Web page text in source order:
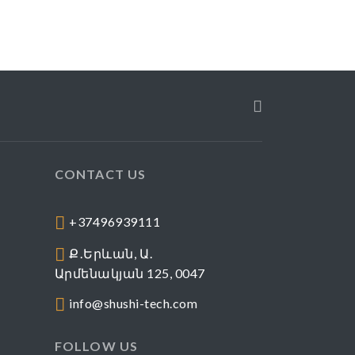
CONTACT US
+37496939111
Ք․Երևան, Ա․
Արմենակյան 125, 0047
info@shushi-tech.com
FOLLOW US